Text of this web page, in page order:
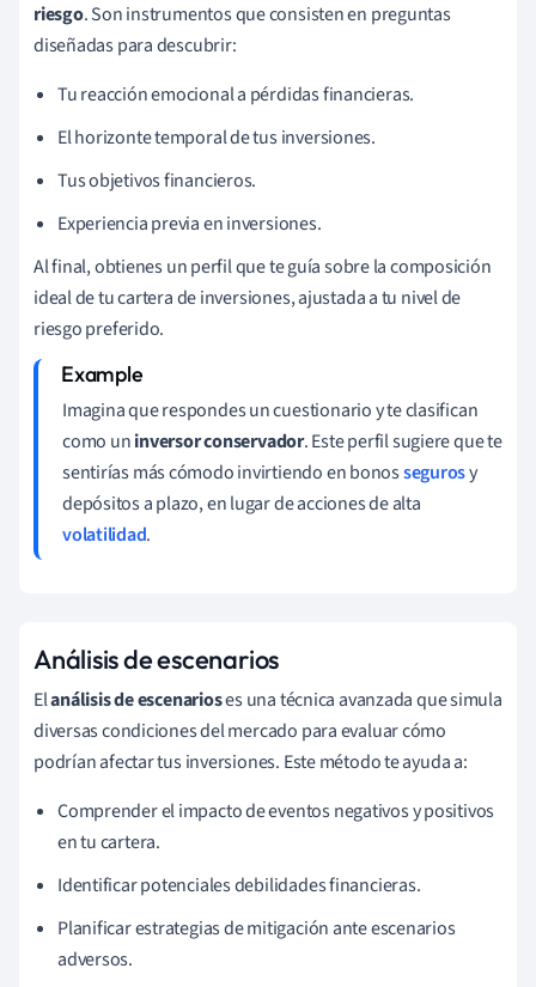
riesgo. Son instrumentos que consisten en preguntas
diseñadas para descubrir:
Tu reacción emocional a pérdidas financieras.
El horizonte temporal de tus inversiones.
Tus objetivos financieros.
Experiencia previa en inversiones.
Al final, obtienes un perfil que te guía sobre la composición
ideal de tu cartera de inversiones, ajustada a tu nivel de
riesgo preferido.
Imagina que respondes un cuestionario y te clasifican
como uninversor conservador. Este perfil sugiere que te
sentirías más cómodo invirtiendo en bonossegurosy
depósitos a plazo, en lugar de acciones de alta
volatilidad.
Análisis de escenarios
Elanálisis de escenarioses una técnica avanzada que simula
diversas condiciones del mercado para evaluar cómo
podrían afectar tus inversiones. Este método te ayuda a:
Comprender el impacto de eventos negativos y positivos
en tu cartera.
Identificar potenciales debilidades financieras.
Planificar estrategias de mitigación ante escenarios
adversos.